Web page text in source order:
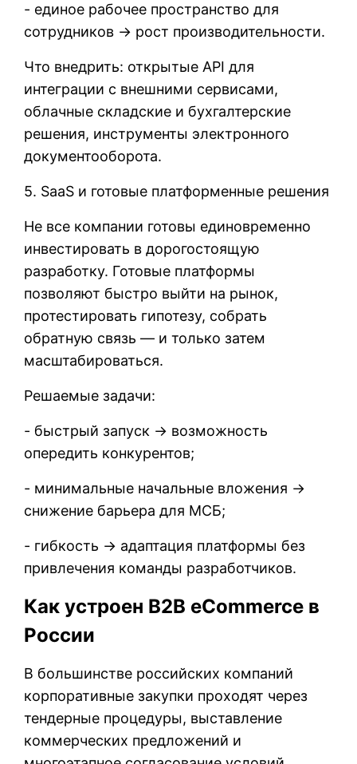
- единое рабочее пространство для
сотрудников → рост производительности.
Что внедрить: открытые API для
интеграции с внешними сервисами,
облачные складские и бухгалтерские
решения, инструменты электронного
документооборота.
5. SaaS и готовые платформенные решения
Не все компании готовы единовременно
инвестировать в дорогостоящую
разработку. Готовые платформы
позволяют быстро выйти на рынок,
протестировать гипотезу, собрать
обратную связь — и только затем
масштабироваться.
Решаемые задачи:
- быстрый запуск → возможность
опередить конкурентов;
- минимальные начальные вложения →
снижение барьера для МСБ;
- гибкость → адаптация платформы без
привлечения команды разработчиков.
Как устроен B2B eCommerce в
России
В большинстве российских компаний
корпоративные закупки проходят через
тендерные процедуры, выставление
коммерческих предложений и